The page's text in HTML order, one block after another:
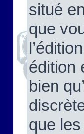
situé
que
édition
bien
que